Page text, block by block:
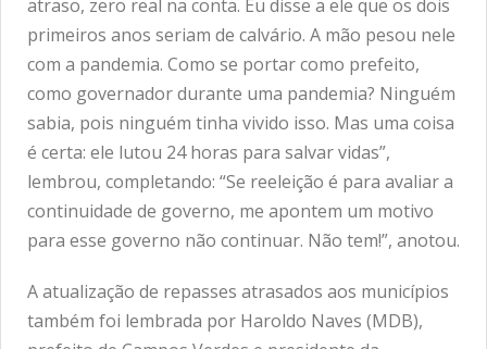
atraso, zero real na conta. Eu disse a ele que os dois
primeiros anos seriam de calvário. A mão pesou nele
com a pandemia. Como se portar como prefeito,
como governador durante uma pandemia? Ninguém
sabia, pois ninguém tinha vivido isso. Mas uma coisa
é certa: ele lutou 24 horas para salvar vidas”,
lembrou, completando: “Se reeleição é para avaliar a
continuidade de governo, me apontem um motivo
para esse governo não continuar. Não tem!”, anotou.
A atualização de repasses atrasados aos municípios
também foi lembrada por Haroldo Naves (MDB),